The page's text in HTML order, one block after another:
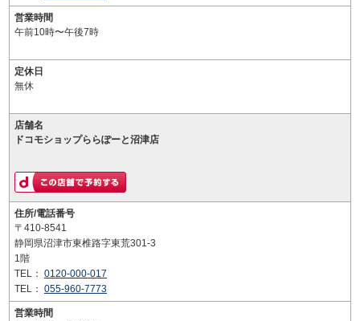
営業時間
午前10時〜午後7時
定休日
無休
店舗名
ドコモショップららぽーと沼津店
住所/電話番号
〒410-8541
静岡県沼津市東椎路字東荒301-3
1階
TEL： 0120-000-017
TEL： 055-960-7773
営業時間